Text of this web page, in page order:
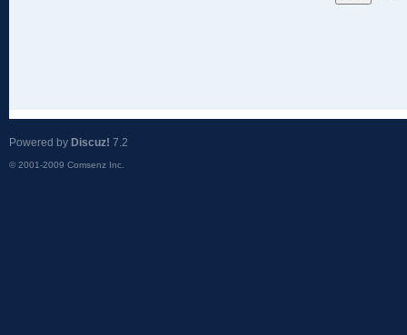
Powered by Discuz! 7.2
© 2001-2009 Comsenz Inc.